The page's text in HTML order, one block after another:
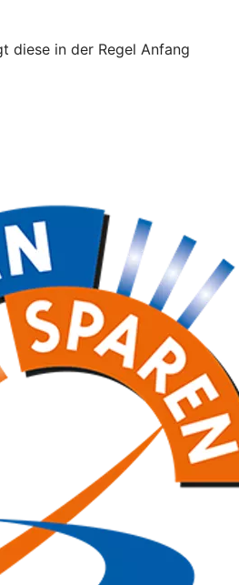
diese in der Regel Anfang